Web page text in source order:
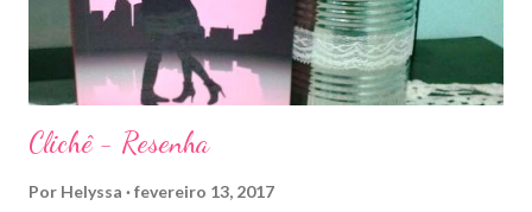
ser Mão do Rei de Ardalan, e Nesryn Faliq a nova Capitã da
Guarda. Entret...
Clichê - Resenha
Por Helyssa fevereiro 13, 2017